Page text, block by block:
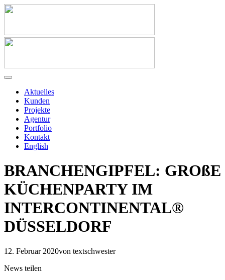
Aktuelles
Kunden
Projekte
Agentur
Portfolio
Kontakt
English
BRANCHENGIPFEL: GROßE
KÜCHENPARTY IM
INTERCONTINENTAL®
DÜSSELDORF
12. Februar 2020von textschwester
News teilen